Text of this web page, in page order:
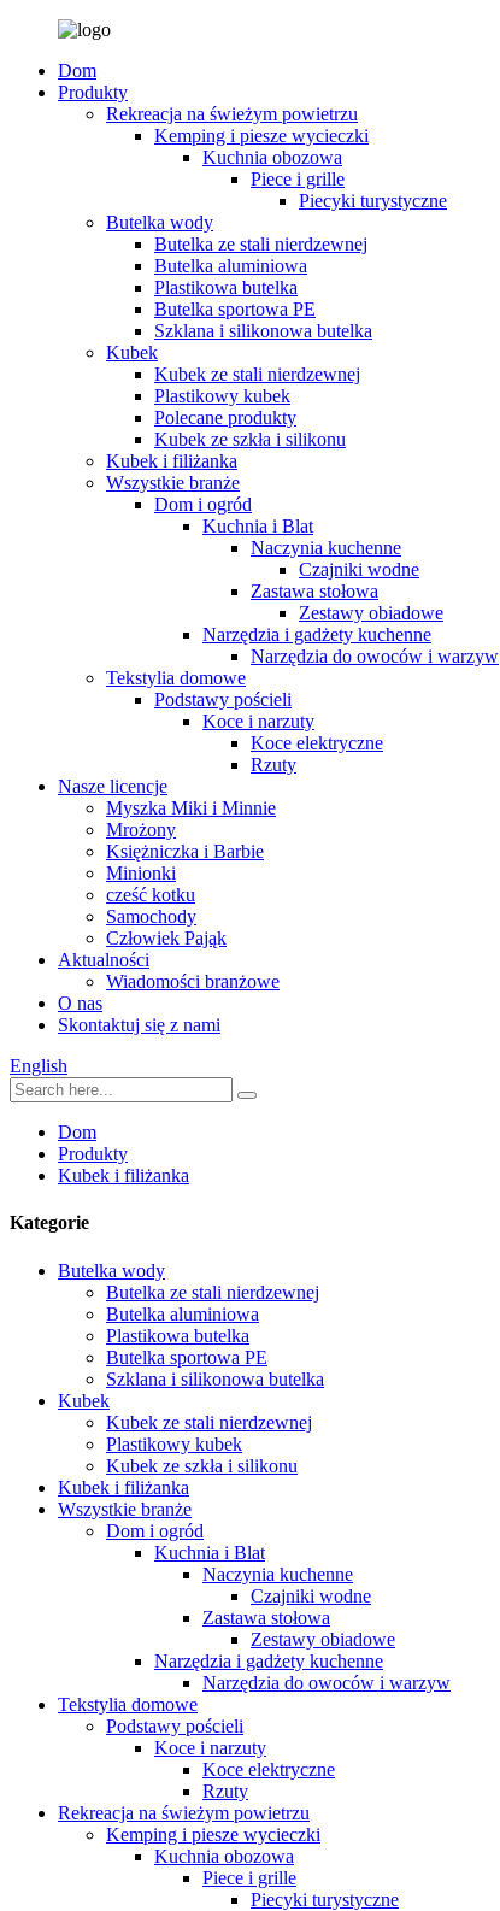
Dom
Produkty
Rekreacja na świeżym powietrzu
Kemping i piesze wycieczki
Kuchnia obozowa
Piece i grille
Piecyki turystyczne
Butelka wody
Butelka ze stali nierdzewnej
Butelka aluminiowa
Plastikowa butelka
Butelka sportowa PE
Szklana i silikonowa butelka
Kubek
Kubek ze stali nierdzewnej
Plastikowy kubek
Polecane produkty
Kubek ze szkła i silikonu
Kubek i filiżanka
Wszystkie branże
Dom i ogród
Kuchnia i Blat
Naczynia kuchenne
Czajniki wodne
Zastawa stołowa
Zestawy obiadowe
Narzędzia i gadżety kuchenne
Narzędzia do owoców i warzyw
Tekstylia domowe
Podstawy pościeli
Koce i narzuty
Koce elektryczne
Rzuty
Nasze licencje
Myszka Miki i Minnie
Mrożony
Księżniczka i Barbie
Minionki
cześć kotku
Samochody
Człowiek Pająk
Aktualności
Wiadomości branżowe
O nas
Skontaktuj się z nami
English
Dom
Produkty
Kubek i filiżanka
Kategorie
Butelka wody
Butelka ze stali nierdzewnej
Butelka aluminiowa
Plastikowa butelka
Butelka sportowa PE
Szklana i silikonowa butelka
Kubek
Kubek ze stali nierdzewnej
Plastikowy kubek
Kubek ze szkła i silikonu
Kubek i filiżanka
Wszystkie branże
Dom i ogród
Kuchnia i Blat
Naczynia kuchenne
Czajniki wodne
Zastawa stołowa
Zestawy obiadowe
Narzędzia i gadżety kuchenne
Narzędzia do owoców i warzyw
Tekstylia domowe
Podstawy pościeli
Koce i narzuty
Koce elektryczne
Rzuty
Rekreacja na świeżym powietrzu
Kemping i piesze wycieczki
Kuchnia obozowa
Piece i grille
Piecyki turystyczne